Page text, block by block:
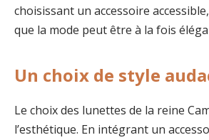
choisissant un accessoire
que la mode peut être à la fois
Un choix de style
Le choix des lunettes de la reine
l’esthétique. En intégrant un